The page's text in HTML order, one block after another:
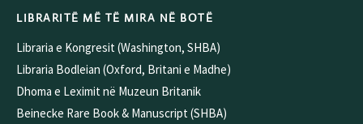
LIBRARITË MË TË MIRA NË BOTË
Libraria e Kongresit (Washington, SHBA)
Libraria Bodleian (Oxford, Britani e Madhe)
Dhoma e Leximit në Muzeun Britanik
Beinecke Rare Book & Manuscript (SHBA)